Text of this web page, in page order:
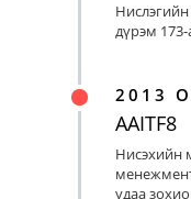
дүрэм 173-
2013
AAITF8
Нисэхийн
удаа